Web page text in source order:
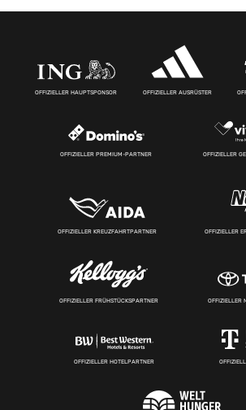
OFFIZIELLER HAUPTSPONSOR OFFIZIELLER AUSRÜSTER
OFFIZIELLER PREMIUM-PARTNER OFFIZIELLER
OFFIZIELLER KREUZFAHRTPARTNER OFFIZIELLER
OFFIZIELLER FRÜHSTÜCKSPARTNER OFFIZIELLER
OFFIZIELLER HOTELPARTNER